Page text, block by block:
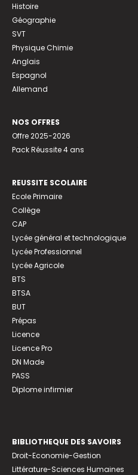
Histoire
Géographie
SVT
Physique Chimie
Anglais
Espagnol
Allemand
NOS OFFRES
Offre 2025-2026
Pack Réussite 4 ans
REUSSITE SCOLAIRE
Ecole Primaire
Collège
CAP
Lycée général et technologique
Lycée Professionnel
Lycée Agricole
BTS
BTSA
BUT
Prépas
Licence
Licence Pro
DN Made
PASS
Diplome infirmier
BIBLIOTHEQUE DES SAVOIRS
Droit-Economie-Gestion
Littérature-Sciences Humaines